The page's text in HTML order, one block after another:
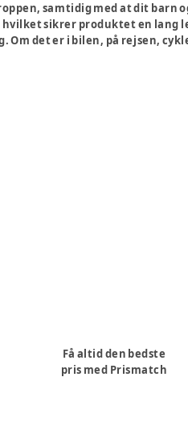
samtidig med at dit barn
sikrer produktet en lang
det er i bilen, på rejsen,
Få altid den bedste
pris med Prismatch